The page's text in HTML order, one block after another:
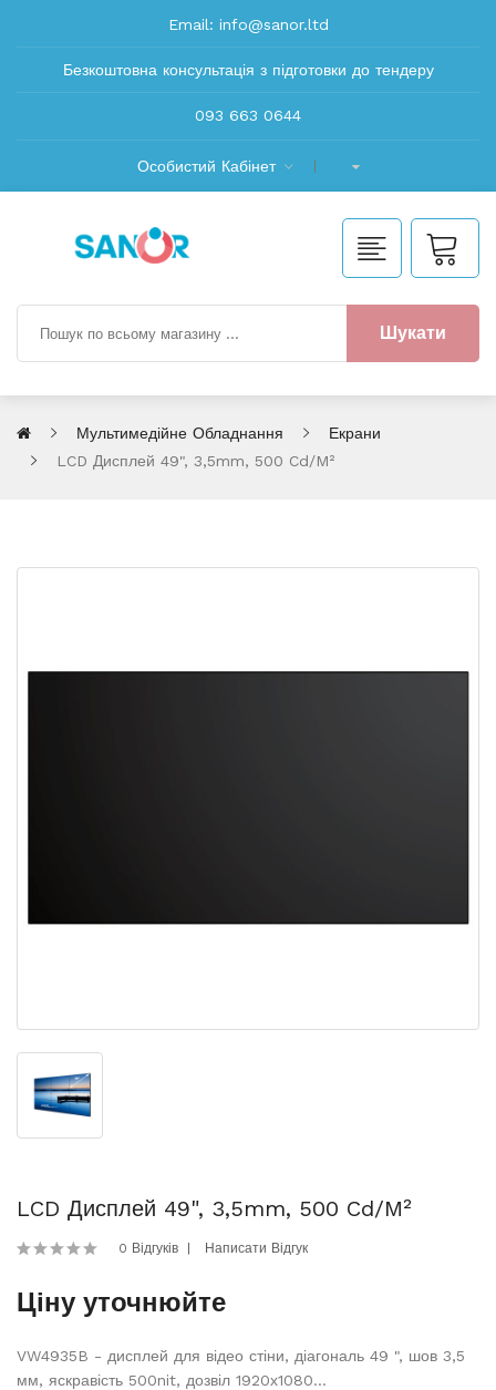
Email: info@sanor.ltd
Безкоштовна консультація з підготовки до тендеру
093 663 0644
Особистий Кабінет
Шукати
Мультимедійне Обладнання
Екрани
LCD Дисплей 49", 3,5mm, 500 Cd/m²
LCD Дисплей 49", 3,5mm, 500 Cd/m²
0 Відгуків Написати Відгук
Ціну уточнюйте
VW4935B - дисплей для відео стіни, діагональ 49 ", шов 3,5
мм, яскравість 500nit, дозвіл 1920х1080...